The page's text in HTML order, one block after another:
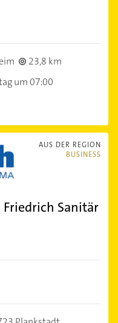
23,8 km
um 07:00
AUS DER REGION
BUSINESS
Friedrich Sanitär